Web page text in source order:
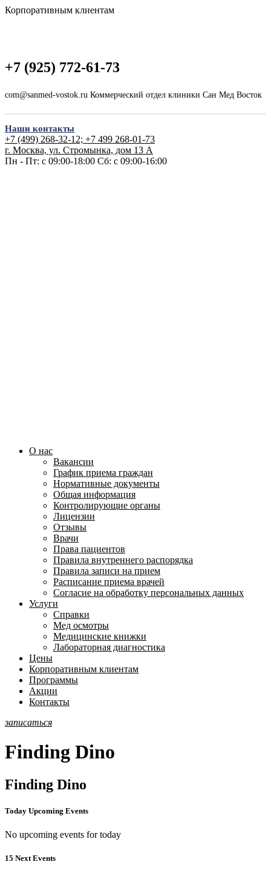
Корпоративным клиентам
+7 (925) 772-61-73
com@sanmed-vostok.ru Коммерческий отдел клиники Сан Мед Восток
Наши контакты
+7 (499) 268-32-12; +7 499 268-01-73
г. Москва, ул. Стромынка, дом 13 А
Пн - Пт: с 09:00-18:00 Сб: с 09:00-16:00
О нас
Вакансии
График приема граждан
Нормативные документы
Общая информация
Контролирующие органы
Лицензии
Отзывы
Врачи
Права пациентов
Правила внутреннего распорядка
Правила записи на прием
Расписание приема врачей
Согласие на обработку персональных данных
Услуги
Справки
Мед осмотры
Медицинские книжки
Лабораторная диагностика
Цены
Корпоративным клиентам
Программы
Акции
Контакты
записаться
Finding Dino
Finding Dino
Today Upcoming Events
No upcoming events for today
15 Next Events